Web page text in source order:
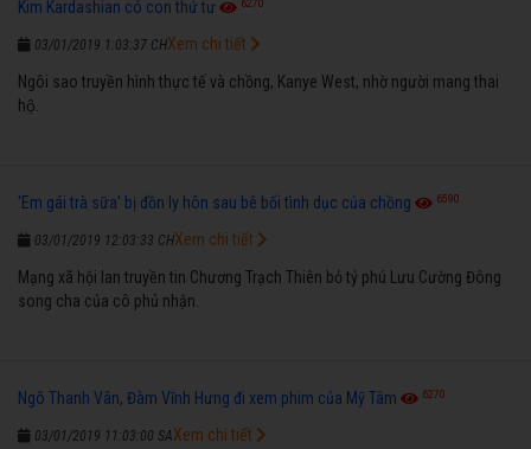
Kim Kardashian có con thứ tư
03/01/2019 1:03:37 CH
Ngôi sao truyền hình thực tế và chồng, Kanye West, nhờ người mang thai
hộ.
Xem chi tiết
'Em gái trà sữa' bị đồn ly hôn sau bê bối tình dục của chồng 6590
03/01/2019 12:03:33 CH
Mạng xã hội lan truyền tin Chương Trạch Thiên bỏ tỷ phú Lưu Cường Đông
song cha của cô phủ nhận.
Xem chi tiết
Ngô Thanh Vân, Đàm Vĩnh Hưng đi xem phim của Mỹ Tâm 6270
03/01/2019 11:03:00 SAXem chi tiết